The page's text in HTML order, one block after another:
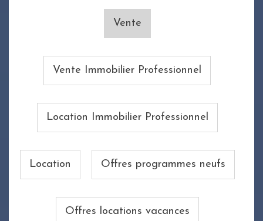
Vente
Vente Immobilier Professionnel
Location Immobilier Professionnel
Location Offres programmes neufs
Offres locations vacances